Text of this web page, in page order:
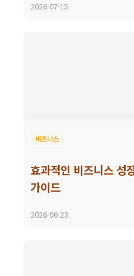
2026-07-15
비즈니스
효과적인 비즈니스 성
가이드
2026-06-23